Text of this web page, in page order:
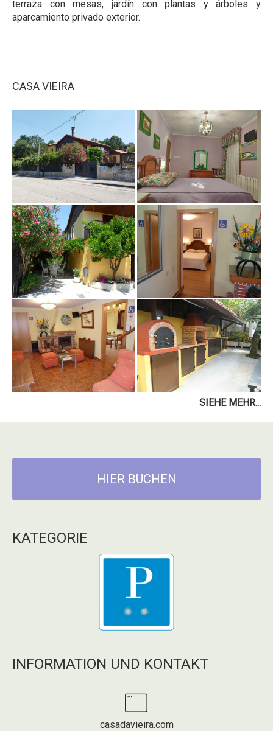
terraza con mesas, jardín con plantas y árboles y
aparcamiento privado exterior.
CASA VIEIRA
SIEHE MEHR...
HIER BUCHEN
KATEGORIE
INFORMATION UND KONTAKT
casadavieira.com